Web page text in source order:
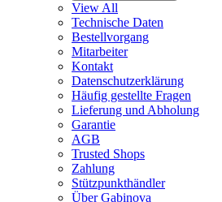
View All
Technische Daten
Bestellvorgang
Mitarbeiter
Kontakt
Datenschutzerklärung
Häufig gestellte Fragen
Lieferung und Abholung
Garantie
AGB
Trusted Shops
Zahlung
Stützpunkthändler
Über Gabinova